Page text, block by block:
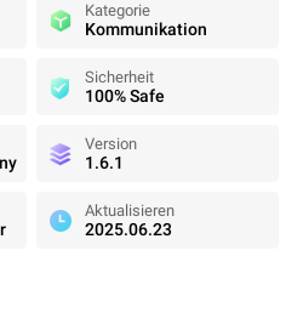
Kategorie
Kommunikation
Sicherheit
100% Safe
Version
1.6.1
Aktualisieren
2025.06.23